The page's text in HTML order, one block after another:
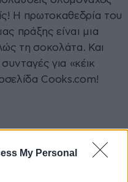
My Personal
Η πρωτοκαθεδρία του
πράξης είναι μια
τη σοκολάτα. Και
για «κέικ
Cooks.com!